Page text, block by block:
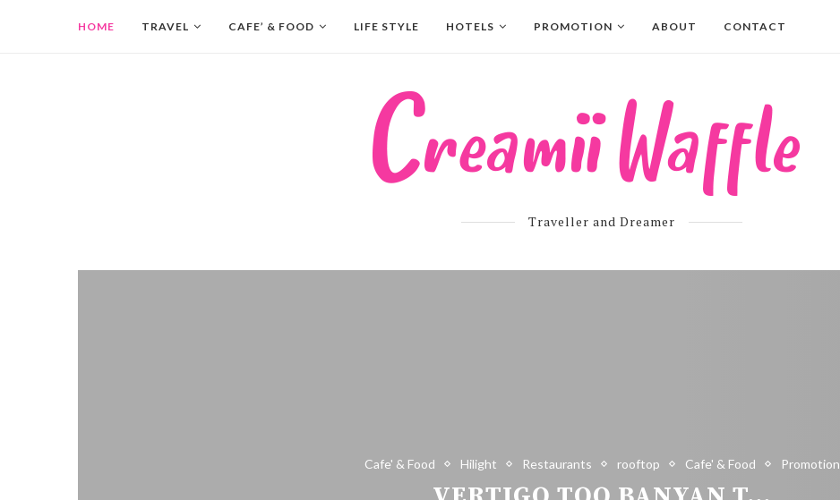
HOME TRAVEL CAFE’ & FOOD LIFE STYLE HOTELS PROMOTION ABOUT CONTACT
Traveller and Dreamer
Cafe' & Food Hilight Restaurants rooftop Cafe' & Food Promotion